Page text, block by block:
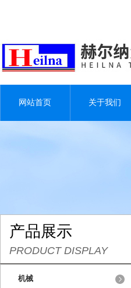
网站首页 关于我们
产品展示
PRODUCT DISPLAY
机械